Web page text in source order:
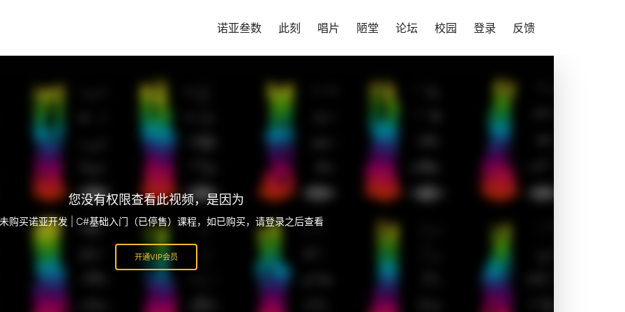
诺亚叁数 此刻 唱片 陋堂 论坛 校园 登录 反馈
您没有权限查看此视频，是因为
购买诺亚开发 | C#基础入门（已停售）课程，如已购买，请登录之后查看
开通VIP会员